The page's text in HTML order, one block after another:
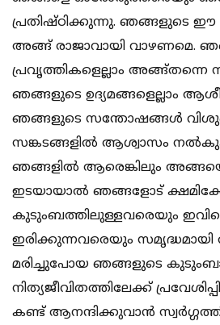
പ്രതിഷ്ഠിക്കുന്നു. ഞങ്ങളുടെ
അങ്ങ് രാജാവായി വാഴണമെ.
പ്രവൃത്തികളെല്ലാം അങ്ങ്തന്നെ
ഞങ്ങളുടെ ഉദ്യമങ്ങളെല്ലാം
ഞങ്ങളുടെ സന്തോഷങ്ങള്‍
സങ്കടങ്ങളില്‍ ആശ്വാസം
ഞങ്ങളില്‍ ആരെങ്കിലും അങ്ങയെ
ഇടയായാല്‍ ഞങ്ങളോട്
കുടുംബത്തിലുള്ളവരെയും
ഇരിക്കുന്നവരെയും
മരിച്ചുപോയ ഞങ്ങളുടെ
നിത്യജീവിതത്തിലേക്ക്
കണ്ട് ആനന്ദിക്കുവാന്‍